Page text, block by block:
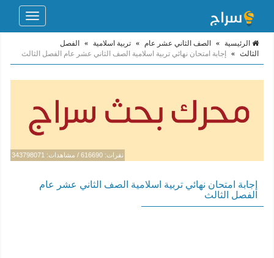
Toggle
الرئيسية » الصف الثاني عشر عام » تربية اسلامية »
الفصل
الثالث » إجابة امتحان نهائي تربية اسلامية الصف الثاني عشر عام الفصل الثالث
نقرات: 616690 / مشاهدات: 343798071
إجابة امتحان نهائي تربية اسلامية الصف الثاني عشر عام
الفصل الثالث